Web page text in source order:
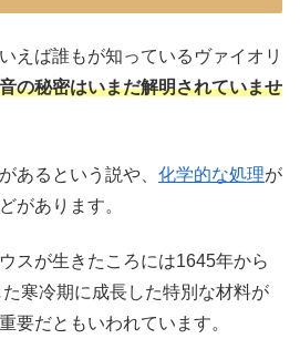
えば誰もが知っているヴァイオリ
音の秘密はいまだ解明されていませ
あるという説や、 化学的な処理が
があります。
スが生きたころには1645年から
寒冷期に成長した特別な材料が
要だともいわれています。